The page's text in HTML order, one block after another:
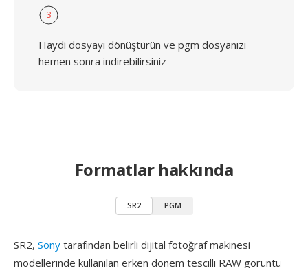
3
Haydi dosyayı dönüştürün ve pgm dosyanızı
hemen sonra indirebilirsiniz
Formatlar hakkında
SR2 PGM
SR2, Sony tarafından belirli dijital fotoğraf makinesi
modellerinde kullanılan erken dönem tescilli RAW görüntü